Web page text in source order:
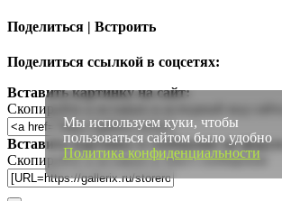
Поделиться | Встроить
Поделиться ссылкой в соцсетях:
Вставить картинку на сайт:
Скопируйте и вставьте в исходный код сайта
Вставить картинку в сообщение на форум:
Скопируйте и вставьте в текст сообщения
Мы используем куки, чтобы
пользоваться сайтом было удобно
Политика конфиденциальности